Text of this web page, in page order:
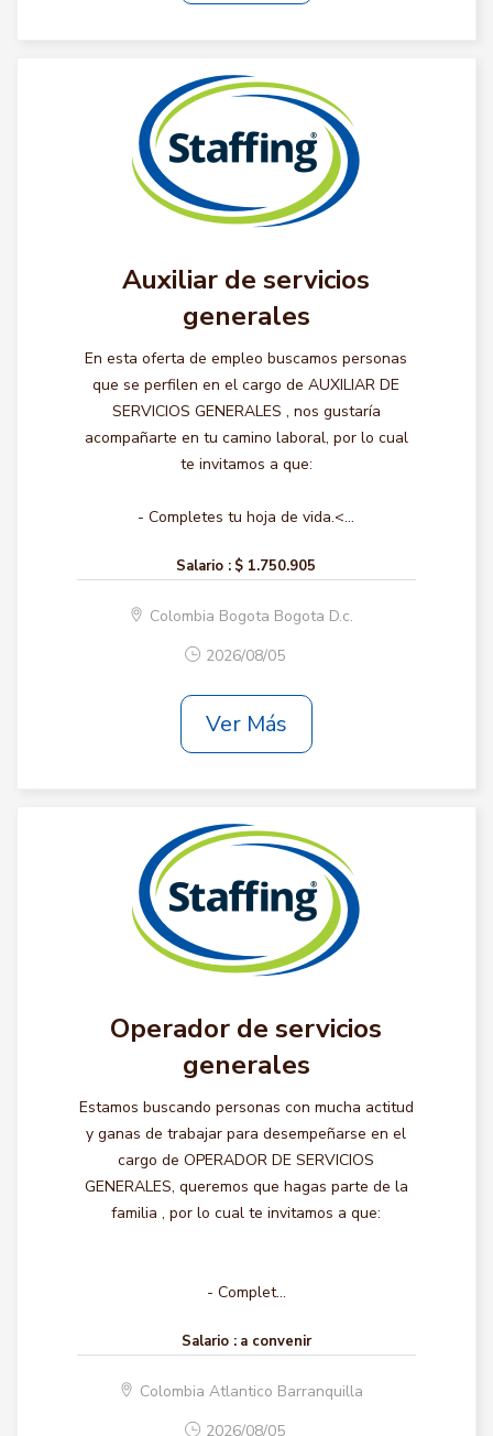
Auxiliar de servicios
generales
En esta oferta de empleo buscamos personas
que se perfilen en el cargo de AUXILIAR DE
SERVICIOS GENERALES , nos gustaría
acompañarte en tu camino laboral, por lo cual
te invitamos a que:
- Completes tu hoja de vida.<...
Salario : $ 1.750.905
Colombia Bogota Bogota D.c.
2026/08/05
Ver Más
Operador de servicios
generales
Estamos buscando personas con mucha actitud
y ganas de trabajar para desempeñarse en el
cargo de OPERADOR DE SERVICIOS
GENERALES, queremos que hagas parte de la
familia , por lo cual te invitamos a que:
- Complet...
Salario : a convenir
Colombia Atlantico Barranquilla
2026/08/05